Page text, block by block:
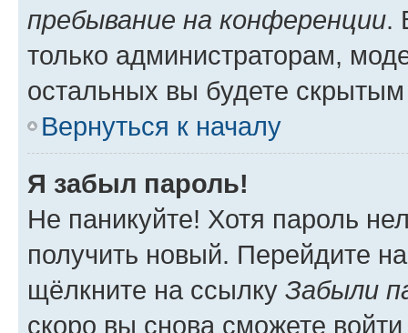
пребывание на конференции.
только администраторам,
остальных вы будете
Вернуться к началу
Я забыл пароль!
Не паникуйте! Хотя пароль
получить новый. Перейдите
щёлкните на ссылку Забыли
скоро вы снова сможете